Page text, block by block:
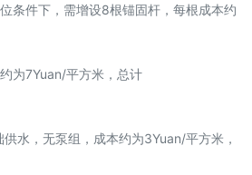
条件下，需增设8根锚固杆，每根成本约
为7Yuan/平方米，总计
水，无泵组，成本约为3Yuan/平方米，